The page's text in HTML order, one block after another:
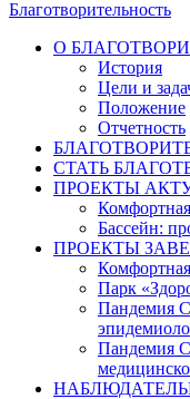
Благотворительность
О
История
Цели и
Положение
Отчетность
СТАТЬ
ПРОЕКТЫ
Бассейн:
ПРОЕКТЫ
Парк
Пандемия
Пандемия